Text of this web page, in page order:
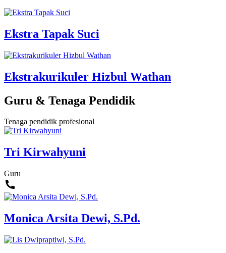
Ekstra Tapak Suci
Ekstrakurikuler Hizbul Wathan
Guru & Tenaga Pendidik
Tenaga pendidik profesional
Tri Kirwahyuni
Guru
Monica Arsita Dewi, S.Pd.